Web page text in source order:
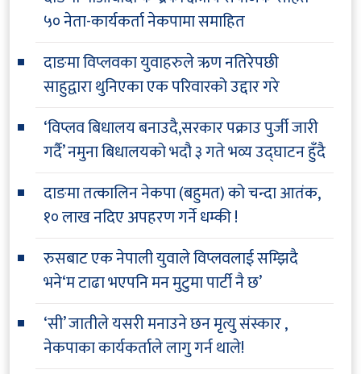
५० नेता-कार्यकर्ता नेकपामा समाहित
दाङमा विप्लवका युवाहरुले ऋण नतिरेपछी
साहुद्वारा थुनिएका एक परिवारको उद्दार गरे
‘विप्लव बिधालय बनाउदै,सरकार पक्राउ पुर्जी जारी
गर्दै’ नमुना बिधालयको भदौ ३ गते भव्य उद्घाटन हुँदै
दाङमा तत्कालिन नेकपा (बहुमत) को चन्दा आतंक,
१० लाख नदिए अपहरण गर्ने धम्की !
रुसबाट एक नेपाली युवाले विप्लवलाई सम्झिदै
भने‘म टाढा भएपनि मन मुटुमा पार्टी नै छ’
‘सी’ जातीले यसरी मनाउने छन मृत्यु संस्कार ,
नेकपाका कार्यकर्ताले लागु गर्न थाले!